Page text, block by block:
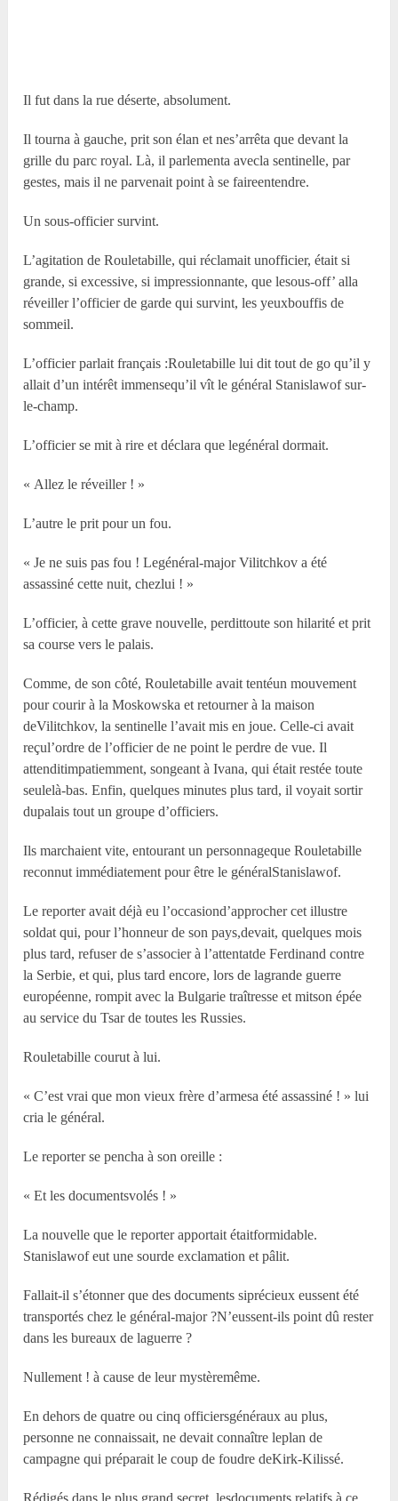
Il fut dans la rue déserte, absolument.
Il tourna à gauche, prit son élan et nes’arrêta que devant la
grille du parc royal. Là, il parlementa avecla sentinelle, par
gestes, mais il ne parvenait point à se faireentendre.
Un sous-officier survint.
L’agitation de Rouletabille, qui réclamait unofficier, était si
grande, si excessive, si impressionnante, que lesous-off’ alla
réveiller l’officier de garde qui survint, les yeuxbouffis de
sommeil.
L’officier parlait français :Rouletabille lui dit tout de go qu’il y
allait d’un intérêt immensequ’il vît le général Stanislawof sur-
le-champ.
L’officier se mit à rire et déclara que legénéral dormait.
« Allez le réveiller ! »
L’autre le prit pour un fou.
« Je ne suis pas fou ! Legénéral-major Vilitchkov a été
assassiné cette nuit, chezlui ! »
L’officier, à cette grave nouvelle, perdittoute son hilarité et prit
sa course vers le palais.
Comme, de son côté, Rouletabille avait tentéun mouvement
pour courir à la Moskowska et retourner à la maison
deVilitchkov, la sentinelle l’avait mis en joue. Celle-ci avait
reçul’ordre de l’officier de ne point le perdre de vue. Il
attenditimpatiemment, songeant à Ivana, qui était restée toute
seulelà-bas. Enfin, quelques minutes plus tard, il voyait sortir
dupalais tout un groupe d’officiers.
Ils marchaient vite, entourant un personnageque Rouletabille
reconnut immédiatement pour être le généralStanislawof.
Le reporter avait déjà eu l’occasiond’approcher cet illustre
soldat qui, pour l’honneur de son pays,devait, quelques mois
plus tard, refuser de s’associer à l’attentatde Ferdinand contre
la Serbie, et qui, plus tard encore, lors de lagrande guerre
européenne, rompit avec la Bulgarie traîtresse et mitson épée
au service du Tsar de toutes les Russies.
Rouletabille courut à lui.
« C’est vrai que mon vieux frère d’armesa été assassiné ! » lui
cria le général.
Le reporter se pencha à son oreille :
« Et les documentsvolés ! »
La nouvelle que le reporter apportait étaitformidable.
Stanislawof eut une sourde exclamation et pâlit.
Fallait-il s’étonner que des documents siprécieux eussent été
transportés chez le général-major ?N’eussent-ils point dû rester
dans les bureaux de laguerre ?
Nullement ! à cause de leur mystèremême.
En dehors de quatre ou cinq officiersgénéraux au plus,
personne ne connaissait, ne devait connaître leplan de
campagne qui préparait le coup de foudre deKirk-Kilissé.